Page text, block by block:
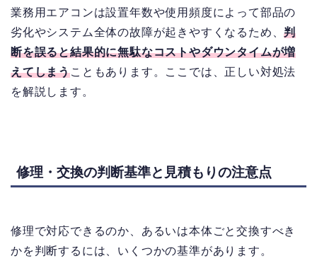
業務用エアコンは設置年数や使用頻度によって部品の
劣化やシステム全体の故障が起きやすくなるため、判
断を誤ると結果的に無駄なコストやダウンタイムが増
えてしまうこともあります。ここでは、正しい対処法
を解説します。
修理・交換の判断基準と見積もりの注意点
修理で対応できるのか、あるいは本体ごと交換すべき
かを判断するには、いくつかの基準があります。